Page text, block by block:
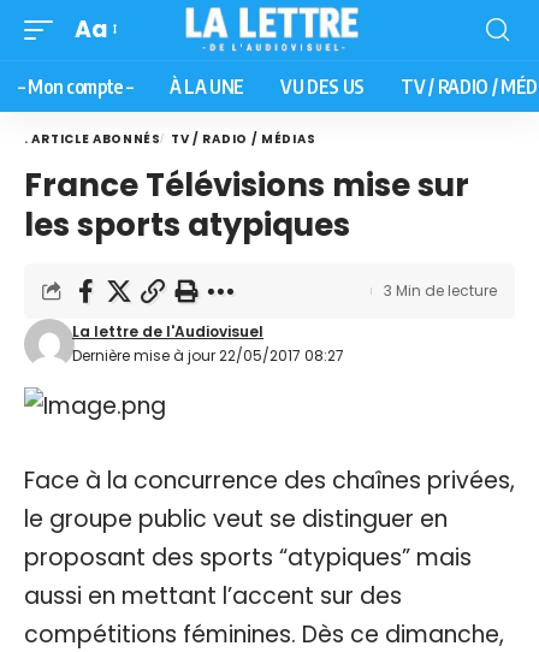
Aa
– Mon compte – À LA UNE VU DES US TV / RADIO /
. ARTICLE ABONNÉS TV / RADIO / MÉDIAS
France Télévisions mise sur
les sports atypiques
Dernière mise à jour 22/05/2017 08:27
La lettre de l'Audiovisuel
3 Min de lecture
Face à la concurrence des chaînes privées,
le groupe public veut se distinguer en
proposant des sports “atypiques” mais
aussi en mettant l’accent sur des
compétitions féminines. Dès ce dimanche,